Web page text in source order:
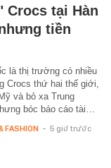
Crocs tại Hàn
tiền
là thị trường có nhiều
Crocs thứ hai thế giới,
và bỏ xa Trung
bóc báo cáo tài…
FASHION - 5 giờ trước